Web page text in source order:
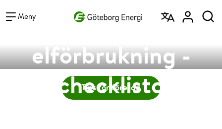
Meny
Minska din
elförbrukning -
checklista
Sänk din elförbrukning, använd energin effektivare
Tips för företag